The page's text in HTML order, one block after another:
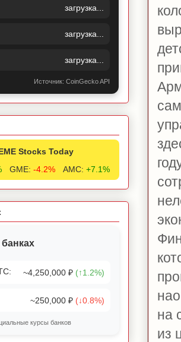
на
из
загрузка...
загрузка...
загрузка...
Источник: CoinGecko API
Stocks Today
GME: -4.2% AMC: +7.1%
~4,250,000 ₽ (↑1.2%)
~250,000 ₽ (↓0.8%)
курсы банков